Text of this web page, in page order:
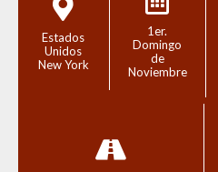
Estados
Unidos
New York
1er.
Domingo
de
Noviembre